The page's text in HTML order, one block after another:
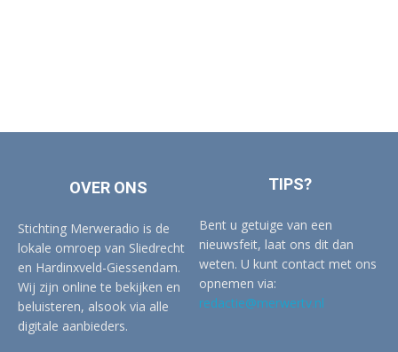
OVER ONS
Stichting Merweradio is de
lokale omroep van Sliedrecht
en Hardinxveld-Giessendam.
Wij zijn online te bekijken en
beluisteren, alsook via alle
digitale aanbieders.
TIPS?
Bent u getuige van een
nieuwsfeit, laat ons dit dan
weten. U kunt contact met ons
opnemen via:
redactie@merwertv.nl